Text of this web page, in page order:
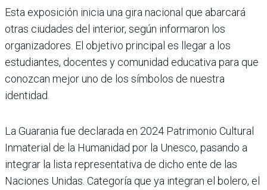
Esta exposición inicia una gira nacional que abarcará
otras ciudades del interior, según informaron los
organizadores. El objetivo principal es llegar a los
estudiantes, docentes y comunidad educativa para que
conozcan mejor uno de los símbolos de nuestra
identidad.
La Guarania fue declarada en 2024 Patrimonio Cultural
Inmaterial de la Humanidad por la Unesco, pasando a
integrar la lista representativa de dicho ente de las
Naciones Unidas. Categoría que ya integran el bolero, el